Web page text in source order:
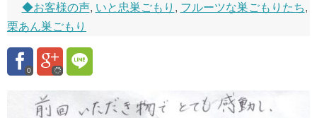
◆お客様の声, いと忠巣ごもり , フルーツな巣ごもりたち,
栗あん巣ごもり
0